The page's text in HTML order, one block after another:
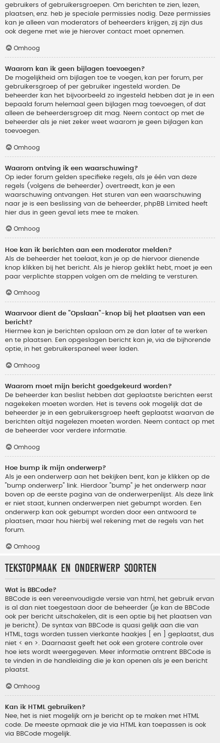
gebruikers of gebruikersgroepen. Om berichten te zien, lezen,
plaatsen, enz. heb je speciale permissies nodig. Deze permissies
kan je alleen van moderators of beheerders krijgen, zij zijn dus
ook degene met wie je hierover contact moet opnemen.
Omhoog
Waarom kan ik geen bijlagen toevoegen?
De mogelijkheid om bijlagen toe te voegen, kan per forum, per
gebruikersgroep of per gebruiker ingesteld worden. De
beheerder kan het bijvoorbeeld zo ingesteld hebben dat je in een
bepaald forum helemaal geen bijlagen mag toevoegen, of dat
alleen de beheerdersgroep dit mag. Neem contact op met de
beheerder als je niet zeker weet waarom je geen bijlagen kan
toevoegen.
Omhoog
Waarom ontving ik een waarschuwing?
Op ieder forum gelden specifieke regels, als je één van deze
regels (volgens de beheerder) overtreedt, kan je een
waarschuwing ontvangen. Het sturen van een waarschuwing
naar je is een beslissing van de beheerder, phpBB Limited heeft
hier dus in geen geval iets mee te maken.
Omhoog
Hoe kan ik berichten aan een moderator melden?
Als de beheerder het toelaat, kan je op de hiervoor dienende
knop klikken bij het bericht. Als je hierop geklikt hebt, moet je een
paar verplichte stappen volgen om de melding te versturen.
Omhoog
Waarvoor dient de "Opslaan"-knop bij het plaatsen van een
bericht?
Hiermee kan je berichten opslaan om ze dan later af te werken
en te plaatsen. Een opgeslagen bericht kan je, via de bijhorende
optie, in het gebruikerspaneel weer laden.
Omhoog
Waarom moet mijn bericht goedgekeurd worden?
De beheerder kan beslist hebben dat geplaatste berichten eerst
nagekeken moeten worden. Het is tevens ook mogelijk dat de
beheerder je in een gebruikersgroep heeft geplaatst waarvan de
berichten altijd nagelezen moeten worden. Neem contact op met
de beheerder voor verdere informatie.
Omhoog
Hoe bump ik mijn onderwerp?
Als je een onderwerp aan het bekijken bent, kan je klikken op de
"bump onderwerp" link. Hierdoor "bump" je het onderwerp naar
boven op de eerste pagina van de onderwerpenlijst. Als deze link
er niet staat, kunnen onderwerpen niet gebumpt worden. Een
onderwerp kan ook gebumpt worden door een antwoord te
plaatsen, maar hou hierbij wel rekening met de regels van het
forum.
Omhoog
Tekstopmaak en onderwerp soorten
Wat is BBCode?
BBCode is een vereenvoudigde versie van html, het gebruik ervan
is al dan niet toegestaan door de beheerder (je kan de BBCode
ook per bericht uitschakelen, dit is een optie bij het plaatsen van
je bericht). De syntax van BBCode is quasi gelijk aan die van
HTML, tags worden tussen vierkante haakjes [ en ] geplaatst, dus
niet < en >. Daarnaast geeft het ook een grotere controle over
hoe iets wordt weergegeven. Meer informatie omtrent BBCode is
te vinden in de handleiding die je kan openen als je een bericht
plaatst.
Omhoog
Kan ik HTML gebruiken?
Nee, het is niet mogelijk om je bericht op te maken met HTML
code. De meeste opmaak die je via HTML kan toepassen is ook
via BBCode mogelijk.